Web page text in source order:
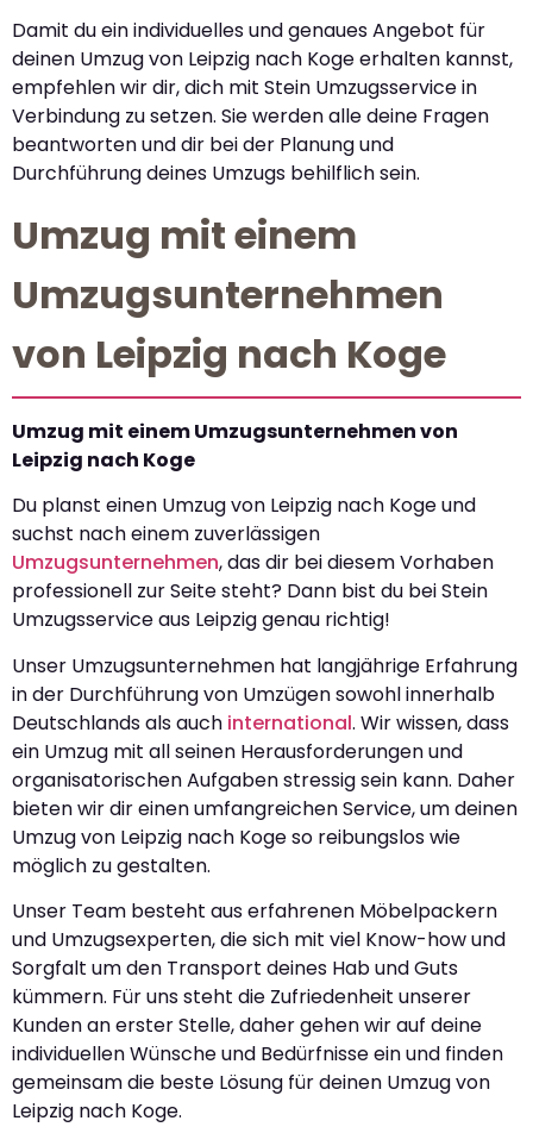
Damit du ein individuelles und genaues Angebot für
deinen Umzug von Leipzig nach Koge erhalten kannst,
empfehlen wir dir, dich mit Stein Umzugsservice in
Verbindung zu setzen. Sie werden alle deine Fragen
beantworten und dir bei der Planung und
Durchführung deines Umzugs behilflich sein.
Umzug mit einem
Umzugsunternehmen
von Leipzig nach Koge
Umzug mit einem Umzugsunternehmen von
Leipzig nach Koge
Du planst einen Umzug von Leipzig nach Koge und
suchst nach einem zuverlässigen
Umzugsunternehmen, das dir bei diesem Vorhaben
professionell zur Seite steht? Dann bist du bei Stein
Umzugsservice aus Leipzig genau richtig!
Unser Umzugsunternehmen hat langjährige Erfahrung
in der Durchführung von Umzügen sowohl innerhalb
Deutschlands als auch international. Wir wissen, dass
ein Umzug mit all seinen Herausforderungen und
organisatorischen Aufgaben stressig sein kann. Daher
bieten wir dir einen umfangreichen Service, um deinen
Umzug von Leipzig nach Koge so reibungslos wie
möglich zu gestalten.
Unser Team besteht aus erfahrenen Möbelpackern
und Umzugsexperten, die sich mit viel Know-how und
Sorgfalt um den Transport deines Hab und Guts
kümmern. Für uns steht die Zufriedenheit unserer
Kunden an erster Stelle, daher gehen wir auf deine
individuellen Wünsche und Bedürfnisse ein und finden
gemeinsam die beste Lösung für deinen Umzug von
Leipzig nach Koge.